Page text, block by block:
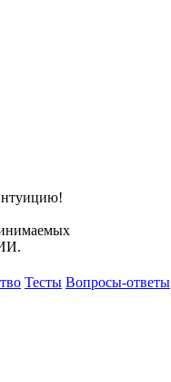
Тесты Вопросы-ответы